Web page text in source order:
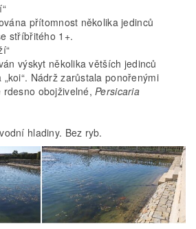
přítomnost několika jedinců
stříbřitého 1+.
výskyt několika větších jedinců
Nádrž zarůstala ponořenými
rdesno obojživelné,Persicaria
hladiny. Bez ryb.